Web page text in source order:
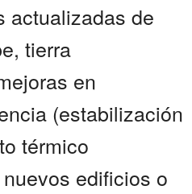
actualizadas de
tierra
en
(estabilización
térmico
edificios o